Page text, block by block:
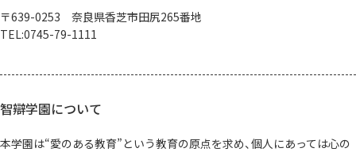
〒639-0253 奈良県香芝市田尻265番地
TEL:0745-79-1111
智辯学園について
本学園は“愛のある教育”という教育の原点を求め、個人にあっては心の